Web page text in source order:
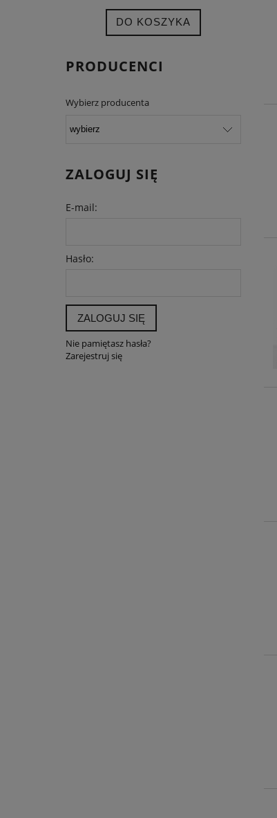
DO KOSZYKA
PRODUCENCI
Wybierz producenta
ZALOGUJ SIĘ
E-mail:
Hasło:
ZALOGUJ SIĘ
Nie pamiętasz hasła?
Zarejestruj się